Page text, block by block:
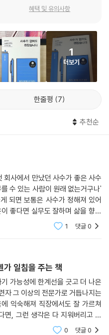
체성을 만들어가기 시작하는 초
성도와 더불어 콘텐츠의 왜곡이
가 된다는 것은 적어도 이것만은
, 이를 바탕으로 가짜들을 하나씩
지만 해야 하는 일이고, 하다 보
쟁자들끼리의 차이가 미미해진다.
그 이상으로 도약하기는 어렵
늠하기 위해서는 단지 성과만 확
에 어떤 기여를 했는지, 그리고 공
한다. 전문가는 자신을 뛰어넘어
야 하기 때문이다. 숙련자와 전문
력은 오직 네트워크를 통해서만 얻
작가의 역량이 여실히 드러난 결
가장 궁금한 내용이 무엇일지 생
인 조언과 노하우를 얻고 싶었던
피드백을 받는 기분을 충분히 느낄
게 이야기한다. 우리가 그동안 머
괴로운 게 아니라, 사수가 있어야
침을 가한다. 가정엔 부모님이,
의존하는 것이 당연했지만, 직장은
맺는 주체는 선배도, 상사도, 사
고 책임질 사람은 나라는 사실을
느껴온 박탈감의 원인인 ‘좋은 사
의 본질을 파헤치고 깨닫는, 자기
미 처한 상황에서 배울 것을 찾는
를 만나는 일이 왜 요원할까? 이
있다. 일은 오래 한다고 잘하는
아니다. 따라서 선배들의 조언을
야 할 것들을 인지해야 한다. 사람
혜택 및 유의사항
1
더보기
한줄평 7
추천순
회사에서 만났던 사수가 좋은 사수
수 있는 사람이 원래 없는거구나'
되면 보통은 사수가 정해져 있어
좋다면 실무도 잘하며 삶을 향한
, 대부분은 아니다. 일은 잘
1 댓글0
가 일침을 주는 책
가능성에 한계선을 긋고 더 나은
자 그 이상의 전문가로 거듭나지는
익숙해져 직장에서도 잘 가르쳐
면, 그런 생각은 다 지워버리고 내
생각으로 임할 것을 추천한다.회
0 댓글0